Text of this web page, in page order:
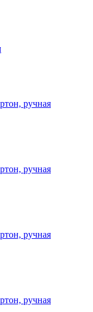
ручная
ручная
ручная
ручная